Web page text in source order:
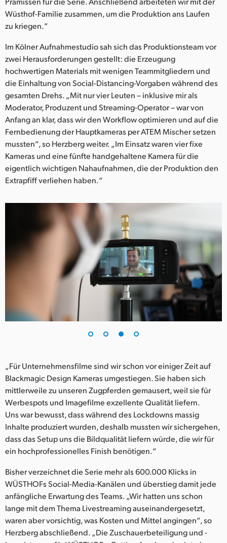
Wüsthof-Familie zusammen, um die Produktion ans Laufen
zu kriegen.“
Im Kölner Aufnahmestudio sah sich das Produktionsteam vor
zwei Herausforderungen gestellt: die Erzeugung
hochwertigen Materials mit wenigen Teammitgliedern und
die Einhaltung von Social-Distancing-Vorgaben während des
gesamten Drehs. „Mit nur vier Leuten – inklusive mir als
Moderator, Produzent und Streaming-Operator – war von
Anfang an klar, dass wir den Workflow optimieren und auf die
Fernbedienung der Hauptkameras per ATEM Mischer setzen
mussten“, so Herzberg weiter. „Im Einsatz waren vier fixe
Kameras und eine fünfte handgehaltene Kamera für die
eigentlich wichtigen Nahaufnahmen, die der Produktion den
Extrapfiff verliehen haben.“
„Für Unternehmensfilme sind wir schon vor einiger Zeit auf
Blackmagic Design Kameras umgestiegen. Sie haben sich
mittlerweile zu unseren Zugpferden gemausert, weil sie für
Werbespots und Imagefilme exzellente Qualität liefern.
Uns war bewusst, dass während des Lockdowns massig
Inhalte produziert wurden, deshalb mussten wir sichergehen,
dass das Setup uns die Bildqualität liefern würde, die wir für
ein hochprofessionelles Finish benötigen.“
Bisher verzeichnet die Serie mehr als 600.000 Klicks in
WÜSTHOFs Social-Media-Kanälen und überstieg damit jede
anfängliche Erwartung des Teams. „Wir hatten uns schon
lange mit dem Thema Livestreaming auseinandergesetzt,
waren aber vorsichtig, was Kosten und Mittel angingen“, so
Herzberg abschließend. „Die Zuschauerbeteiligung und -